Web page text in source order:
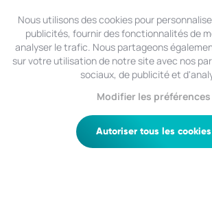
Besoin d'un avis?
Nous utilisons des cookies pour
publicités, fournir des fonctionnalités de
analyser le trafic. Nous partageons
sur votre utilisation de notre site avec nos
sociaux, de publicité et
Modifier les préférences
Autoriser tous les cookies
Blog
Assistance en ligne
© 2024 Yools Tous droits